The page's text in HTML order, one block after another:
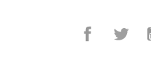
Facebook